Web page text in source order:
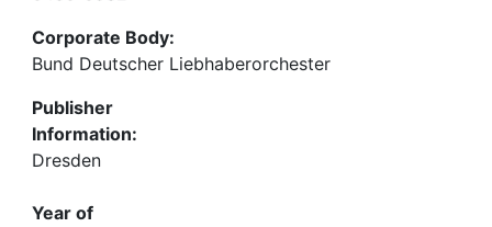
Corporate Body:
Bund Deutscher Liebhaberorchester
Publisher
Information:
Dresden
Year of